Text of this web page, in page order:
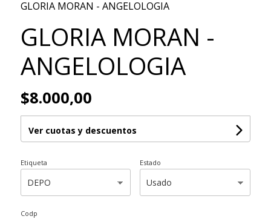
GLORIA MORAN - ANGELOLOGIA
GLORIA MORAN -
ANGELOLOGIA
$8.000,00
Ver cuotas y descuentos
Etiqueta Estado
Codp